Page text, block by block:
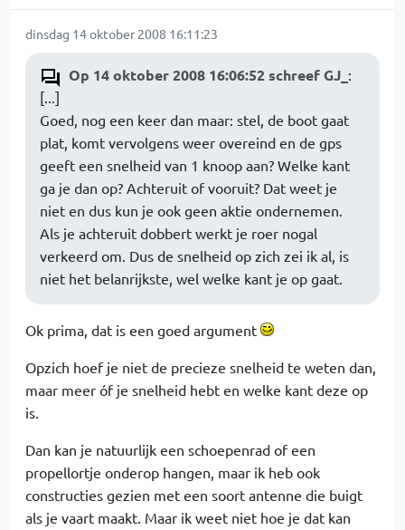
dinsdag 14 oktober 2008 16:11:23
Op 14 oktober 2008 16:06:52 schreef GJ_ :
[...]
Goed, nog een keer dan maar: stel, de boot gaat
plat, komt vervolgens weer overeind en de gps
geeft een snelheid van 1 knoop aan? Welke kant
ga je dan op? Achteruit of vooruit? Dat weet je
niet en dus kun je ook geen aktie ondernemen.
Als je achteruit dobbert werkt je roer nogal
verkeerd om. Dus de snelheid op zich zei ik al, is
niet het belanrijkste, wel welke kant je op gaat.
Ok prima, dat is een goed argument
Opzich hoef je niet de precieze snelheid te weten dan,
maar meer óf je snelheid hebt en welke kant deze op
is.
Dan kan je natuurlijk een schoepenrad of een
propellortje onderop hangen, maar ik heb ook
constructies gezien met een soort antenne die buigt
als je vaart maakt. Maar ik weet niet hoe je dat kan